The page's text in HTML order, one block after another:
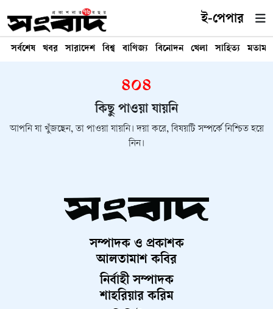
ই-পেপার
সর্বশেষ খবর সারাদেশ বিশ্ব বাণিজ্য বিনোদন খেলা সাহিত্য মতামত
৪০৪
কিছু পাওয়া যায়নি
আপনি যা খুঁজছেন, তা পাওয়া যায়নি। দয়া করে, বিষয়টি সম্পর্কে নিশ্চিত হয়ে
নিন।
সম্পাদক ও প্রকাশক
আলতামাশ কবির
নির্বাহী সম্পাদক
শাহরিয়ার করিম